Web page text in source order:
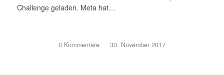
Challenge geladen. Meta hat…
0 Kommentare
/ 30. November 2017